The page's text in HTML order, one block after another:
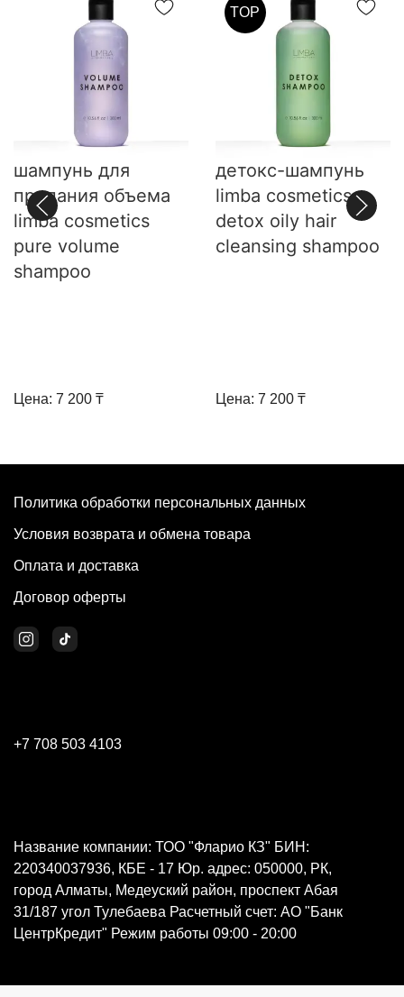
шампунь для
придания объема
limba cosmetics
pure volume
shampoo
Цена: 7 200 ₸
TOP
детокс-шампунь
limba cosmetics
detox oily hair
cleansing shampoo
Цена: 7 200 ₸
Политика обработки персональных данных
Условия возврата и обмена товара
Оплата и доставка
Договор оферты
+7 708 503 4103
Название компании: ТОО "Фларио КЗ" БИН:
220340037936, КБЕ - 17 Юр. адрес: 050000, РК,
город Алматы, Медеуский район, проспект Абая
31/187 угол Тулебаева Расчетный счет: АО "Банк
ЦентрКредит" Режим работы 09:00 - 20:00